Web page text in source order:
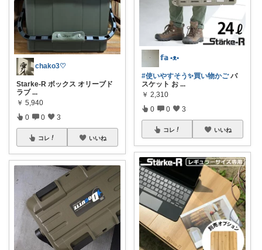
chako3♡
Starke-R ボックス オリーブド
ラブ ...
￥ 5,940
0 0 3
コレ いいね
𝕗𝕒 •ᴥ•
#使いやすそう✨買い物かごバ
スケット お ...
￥ 2,310
0 0 3
コレ いいね